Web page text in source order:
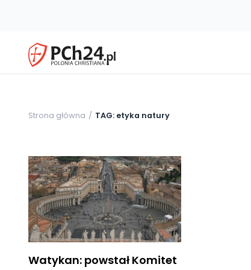
Strona główna TAG: etyka natury
Watykan: powstał Komitet